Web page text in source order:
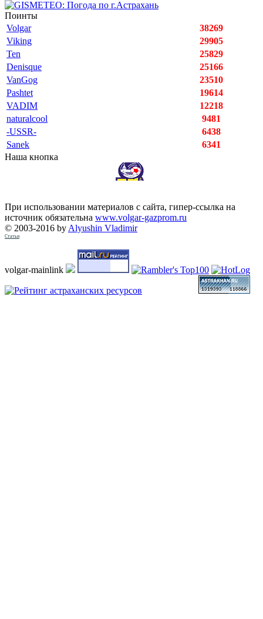
Поинты
Volgar
38269
Viking
29905
Ten
25829
Denisque
25166
VanGog
23510
Pashtet
19614
VADIM
12218
naturalcool
9481
-USSR-
6438
Sanek
6341
Наша кнопка
При использовании материалов с сайта, гипер-ссылка на
источник обязательна www.volgar-gazprom.ru
© 2003-2016 by Alyushin Vladimir
Статьи
volgar-mainlink